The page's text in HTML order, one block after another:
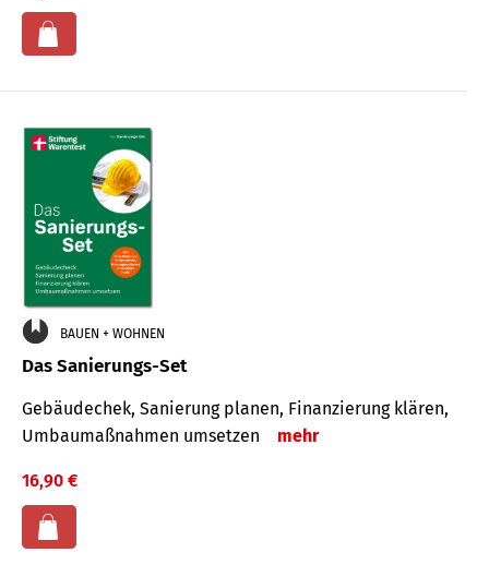
BAUEN + WOHNEN
Das Sanierungs-Set
Gebäudechek, Sanierung planen, Finanzierung klären,
Umbaumaßnahmen umsetzen
mehr
16,90 €